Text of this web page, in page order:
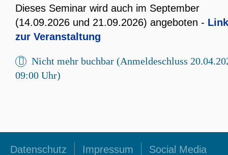
Dieses Seminar wird auch im September
(14.09.2026 und 21.09.2026) angeboten - Link
zur Veranstaltung
Nicht mehr buchbar (Anmeldeschluss
09:00 Uhr)
Datenschutz Impressum Social Media